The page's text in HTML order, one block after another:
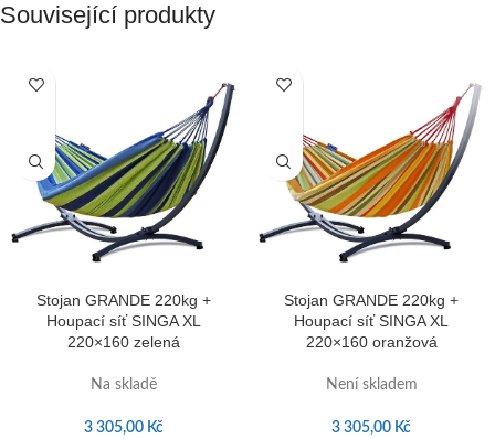
Související produkty
Stojan GRANDE 220kg +
Houpací síť SINGA XL
220×160 zelená
Na skladě
3 305,00 Kč
Stojan GRANDE 220kg +
Houpací síť SINGA XL
220×160 oranžová
Není skladem
3 305,00 Kč